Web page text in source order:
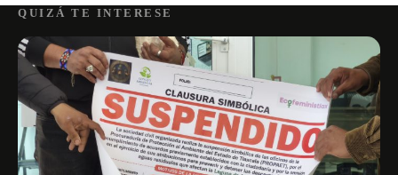
QUIZÁ TE INTERESE